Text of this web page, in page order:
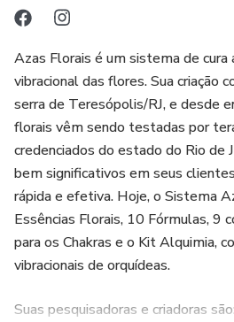
pesquisadoras do sistema para tirar
- No final do curso você terá
horas-aula.
INFORMAÇÕES IMPORTANTES:
* Após a confirmação do
em contato por e-mail ou telefone,
endereço e assim faremos o envio
Azas Florais é um sistema de cura
vibracional das flores. Sua criação
serra de Teresópolis/RJ, e desde
florais vêm sendo testadas por
credenciados do estado do Rio de
bem significativos em seus
rápida e efetiva. Hoje, o Sistema
Essências Florais, 10 Fórmulas, 9
para os Chakras e o Kit Alquimia,
vibracionais de orquídeas.
Suas pesquisadoras e criadoras são: